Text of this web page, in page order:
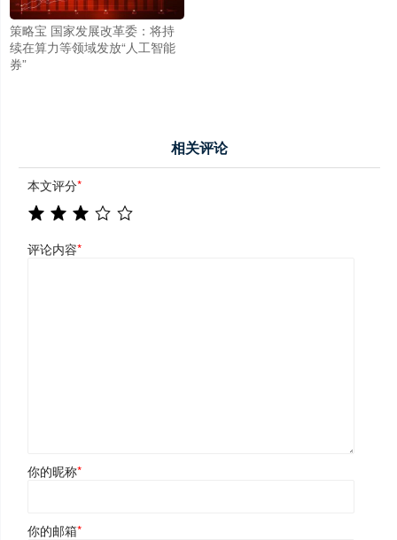
策略宝 国家发展改革委：将持
续在算力等领域发放“人工智能
券”
相关评论
本文评分*
评论内容*
你的昵称*
你的邮箱*